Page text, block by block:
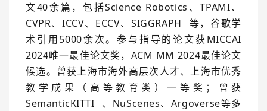
文40余篇，包括Science Robotics、TPAMI、
CVPR、ICCV、ECCV、SIGGRAPH
等，谷歌学
术引用5000余次。参与指导的论文获MICCAI
2024唯一最佳论文奖，ACM MM 2024最佳论文
候选。曾获上海市海外高层次人才、上海市优秀
教学成果（高等教育类）一等奖；曾获
SemanticKITTI
、NuScenes、Argoverse等多